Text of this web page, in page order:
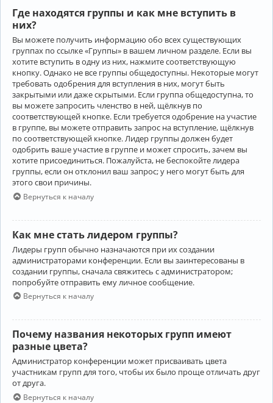
Где находятся группы и как мне вступить в
них?
Вы можете получить информацию обо всех существующих
группах по ссылке «Группы» в вашем личном разделе. Если вы
хотите вступить в одну из них, нажмите соответствующую
кнопку. Однако не все группы общедоступны. Некоторые могут
требовать одобрения для вступления в них, могут быть
закрытыми или даже скрытыми. Если группа общедоступна, то
вы можете запросить членство в ней, щёлкнув по
соответствующей кнопке. Если требуется одобрение на участие
в группе, вы можете отправить запрос на вступление, щёлкнув
по соответствующей кнопке. Лидер группы должен будет
одобрить ваше участие в группе и может спросить, зачем вы
хотите присоединиться. Пожалуйста, не беспокойте лидера
группы, если он отклонил ваш запрос; у него могут быть для
этого свои причины.
Вернуться к началу
Как мне стать лидером группы?
Лидеры групп обычно назначаются при их создании
администраторами конференции. Если вы заинтересованы в
создании группы, сначала свяжитесь с администратором;
попробуйте отправить ему личное сообщение.
Вернуться к началу
Почему названия некоторых групп имеют
разные цвета?
Администратор конференции может присваивать цвета
участникам групп для того, чтобы их было проще отличать друг
от друга.
Вернуться к началу